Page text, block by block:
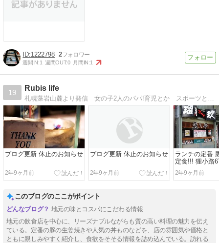
1222798 2
週間IN:1 週間OUT:0 月間IN:1
19
Rubis life
ブログ更新 休止のお知らせ
2年9ヶ月前
ブログ更新 休止のお知らせ
2年9ヶ月前
ランチの定番
定食!!! 狸小路
身居酒屋瑠玖
にて!!!
2年9ヶ月前
このブログのここがポイント
地元の味とコスパにこだわる情報
地元の飲食店を中心に、リーズナブルながらも質の高い料理の魅力を伝え
ている。定番の豚の生姜焼きや人気の丼ものなどを、店の雰囲気や価格と
ともに親しみやすく紹介し、食欲をそそる情報を詰め込んでいる。訪れる